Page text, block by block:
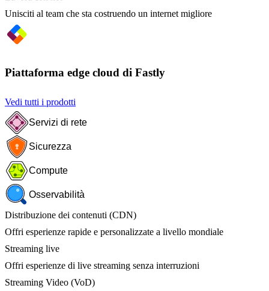
Unisciti al team che sta costruendo un internet migliore
Piattaforma edge cloud di Fastly
Vedi tutti i prodotti
Servizi di rete
Sicurezza
Compute
Osservabilità
Distribuzione dei contenuti (CDN)
Offri esperienze rapide e personalizzate a livello mondiale
Streaming live
Offri esperienze di live streaming senza interruzioni
Streaming Video (VoD)